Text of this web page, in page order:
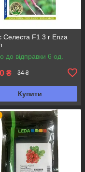
Селеста F1 3 г Enza
до відправки 6 од.
₴ 34 ₴
Купити